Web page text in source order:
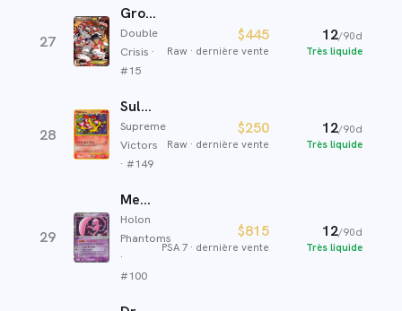
27
Groudon-EX de la Team Magma
Double
Crisis ·
#15
$445
Raw · dernière vente
12/90d
Très liquide
28
Sulfura
Supreme
Victors
· #149
$250
Raw · dernière vente
12/90d
Très liquide
29
Mew ex
Holon
Phantoms
·
#100
$815
PSA 7 · dernière vente
12/90d
Très liquide